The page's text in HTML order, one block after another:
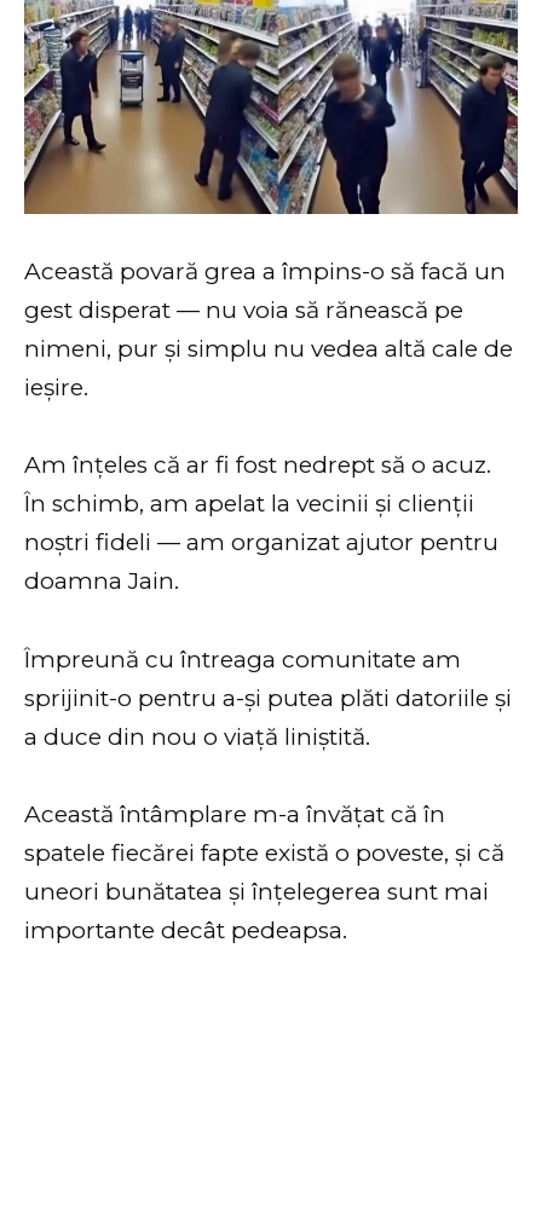
Această povară grea a împins-o să facă un
gest disperat — nu voia să rănească pe
nimeni, pur și simplu nu vedea altă cale de
ieșire.
Am înțeles că ar fi fost nedrept să o acuz.
În schimb, am apelat la vecinii și clienții
noștri fideli — am organizat ajutor pentru
doamna Jain.
Împreună cu întreaga comunitate am
sprijinit-o pentru a-și putea plăti datoriile și
a duce din nou o viață liniștită.
Această întâmplare m-a învățat că în
spatele fiecărei fapte există o poveste, și că
uneori bunătatea și înțelegerea sunt mai
importante decât pedeapsa.